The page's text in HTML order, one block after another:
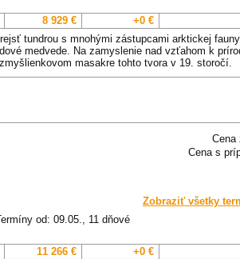
8 929 € +0 €
tundrou s mnohými zástupcami arktickej
medvede. Na zamyslenie nad vzťahom k
masakre tohto tvora v 19. storočí.
Cena
Cena s
Zobraziť všetky
od: 09.05., 11 dňové
11 266 € +0 €